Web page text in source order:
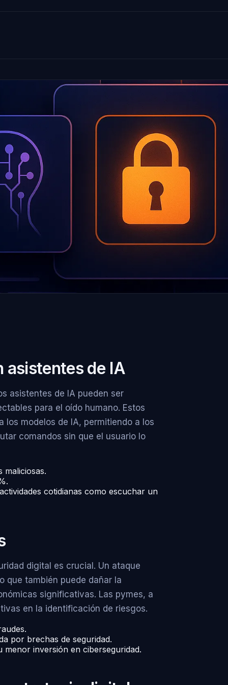
asistentes de IA
asistentes de IA pueden ser
para el oído humano. Estos
los modelos de IA, permitiendo a los
comandos sin que el usuario lo
maliciosas.
cotidianas como escuchar un
digital es crucial. Un ataque
que también puede dañar la
significativas. Las pymes, a
en la identificación de riesgos.
por brechas de seguridad.
menor inversión en ciberseguridad.